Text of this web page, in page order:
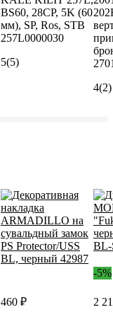
BS60, 28CP, 5K (60
мм), SP, Ros, STB
257L0000030
5(5)
4(2)
460 ₽
-5%
2